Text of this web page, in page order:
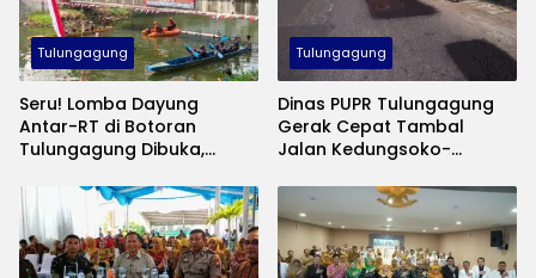
Tulungagung
Seru! Lomba Dayung
Antar-RT di Botoran
Tulungagung Dibuka,
Tekankan Sportivitas
Tulungagung
Dinas PUPR Tulungagung
Gerak Cepat Tambal
Jalan Kedungsoko-
Coldmix